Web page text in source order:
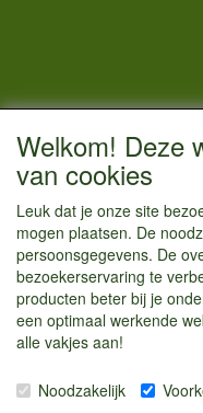
Vestigingsadres:
Hoofdweg 36
1433 JW Kudelstaart
info@kamperenenzo.nl
Tel : 06 125 82 112
Handelend onder
KvK nummer :
Welkom! Deze
van cookies
Leuk dat je onze site
mogen plaatsen. De
persoonsgegevens. De
bezoekerservaring te
producten beter bij je
een optimaal werkende
alle vakjes aan!
Noodzakelijk